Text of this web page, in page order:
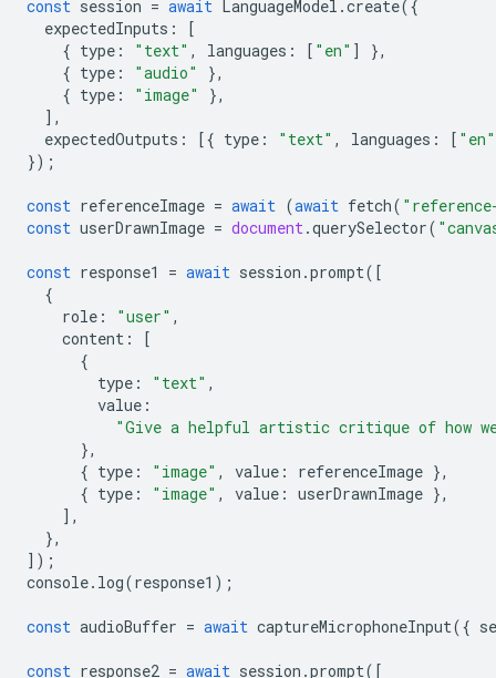
const session = await LanguageModel .create({
expectedInputs :
[
{ type : "text" , languages : [ "en" ]
},
{ type : "audio"
},
{ type : "image"
},
],
expectedOutputs : [{ type : "text" , languages : [ "en"
});
const referenceImage = await (await fetch(
const userDrawnImage = document.querySelector(
const response1 = await session .prompt([
{
role : "user" ,
content :
[
{
type : "text" ,
value :
"Give a helpful artistic critique of how
},
{ type : "image" , value : referenceImage },
{ type : "image" , value : userDrawnImage },
],
},
]);
console. log(response1 );
const audioBuffer = await captureMicrophoneInput({
const response2 = await session .prompt([